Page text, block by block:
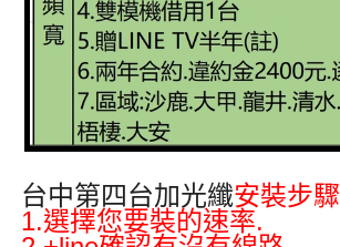
台中第四台加光纖安裝步驟
1.選擇您要裝的速率.